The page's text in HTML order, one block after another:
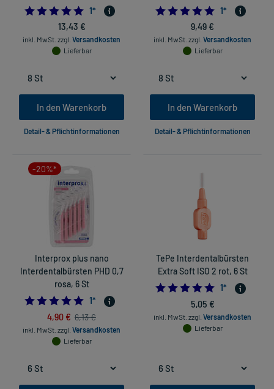
5.0
1*
13,43 €
inkl. MwSt. zzgl. Versandkosten
Lieferbar
In den Warenkorb
Detail- & Pflichtinformationen
5.0
1*
9,49 €
inkl. MwSt. zzgl. Versandkosten
Lieferbar
In den Warenkorb
Detail- & Pflichtinformationen
-20%*
Interprox plus nano
Interdentalbürsten PHD 0,7
rosa, 6 St
5.0
1*
4,90 € 6,13 €
inkl. MwSt. zzgl. Versandkosten
Lieferbar
TePe Interdentalbürsten
Extra Soft ISO 2 rot, 6 St
5.0
1*
5,05 €
inkl. MwSt. zzgl. Versandkosten
Lieferbar